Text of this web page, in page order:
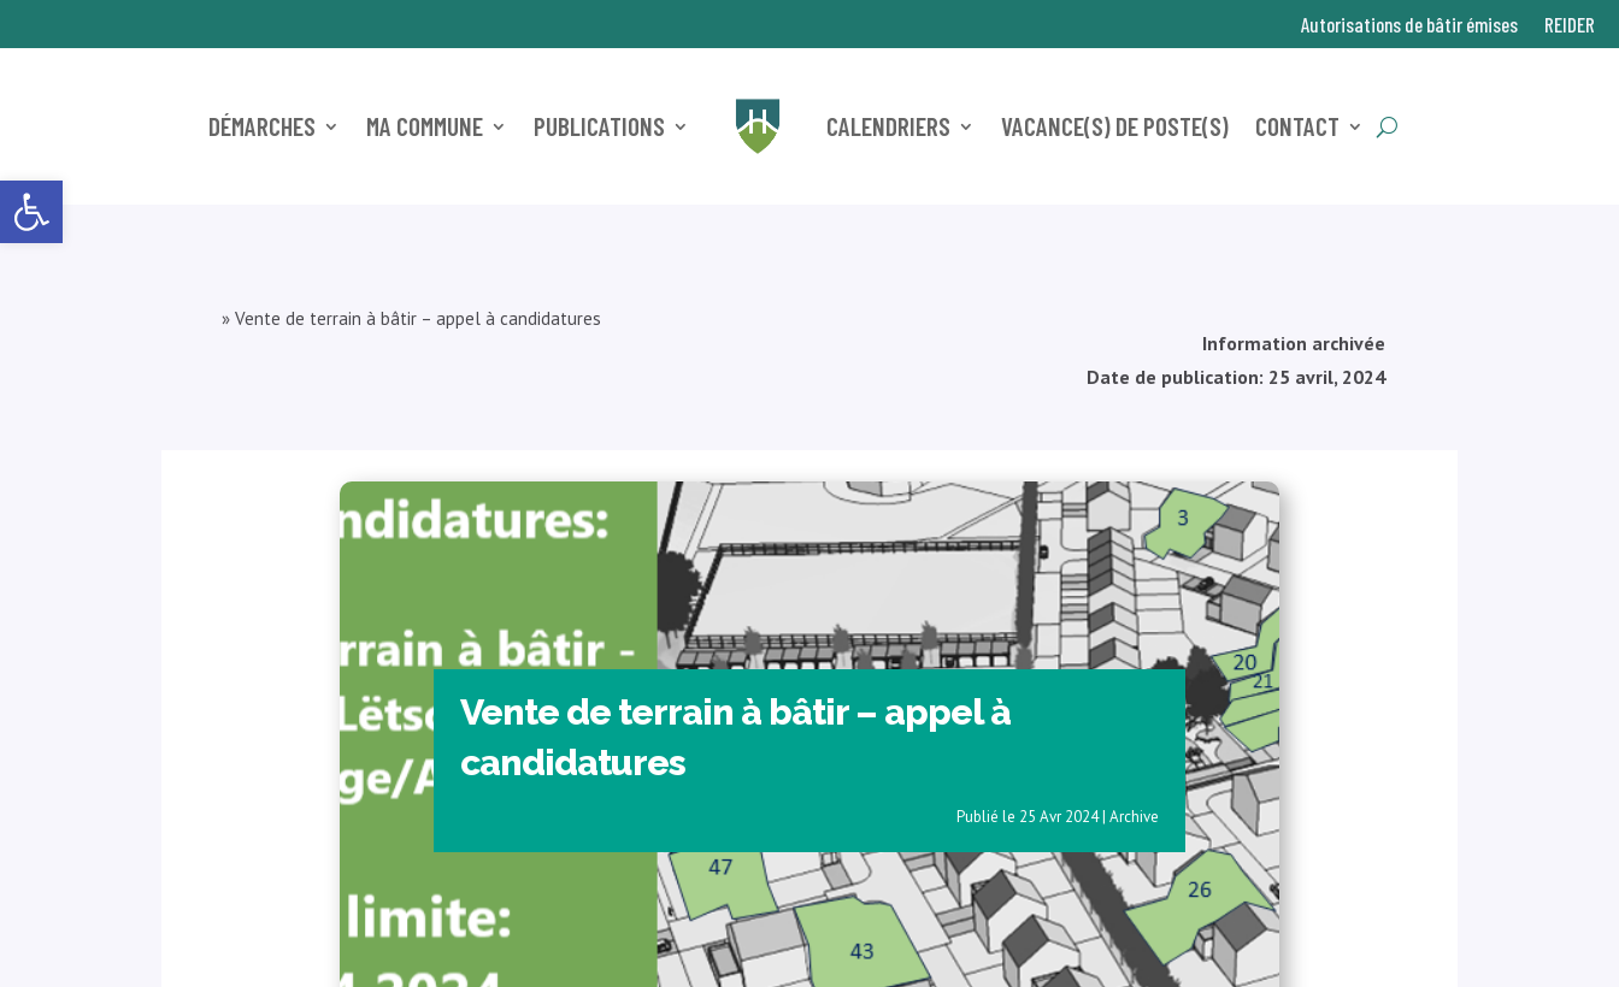
Ouvrir la barre d’outils
Autorisations de bâtir émises REIDER
DÉMARCHES MA COMMUNE PUBLICATIONS CALENDRIERS VACANCE(S) DE POSTE(S) CONTACT
» Vente de terrain à bâtir – appel à candidatures
Information archivée
Date de publication: 25 avril, 2024
Vente de terrain à bâtir – appel à
candidatures
25 Avr 2024| Archive